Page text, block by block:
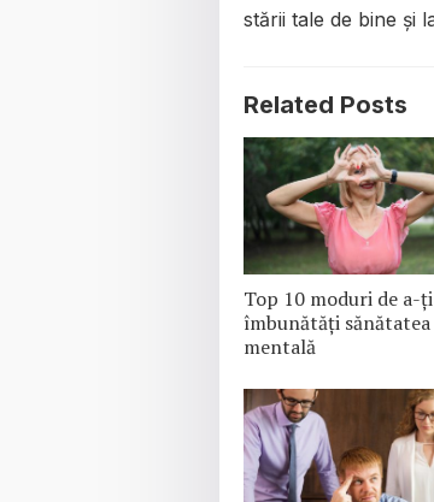
stării tale de bine și
Related Posts
Top 10 moduri de a-ți
îmbunătăți sănătatea
mentală